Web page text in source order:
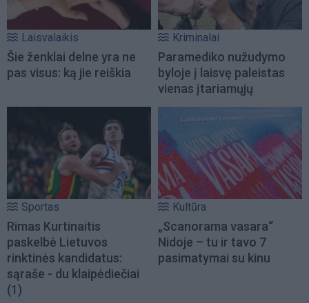
Laisvalaikis
Šie ženklai delne yra ne
pas visus: ką jie reiškia
Kriminalai
Paramediko nužudymo
byloje į laisvę paleistas
vienas įtariamųjų
Sportas
Rimas Kurtinaitis
paskelbė Lietuvos
rinktinės kandidatus:
sąraše - du klaipėdiečiai
(1)
Kultūra
„Scanorama vasara“
Nidoje – tu ir tavo 7
pasimatymai su kinu